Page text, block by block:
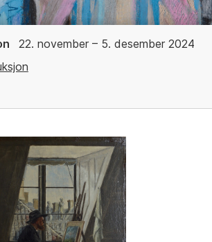
22. november – 5. desember 2024